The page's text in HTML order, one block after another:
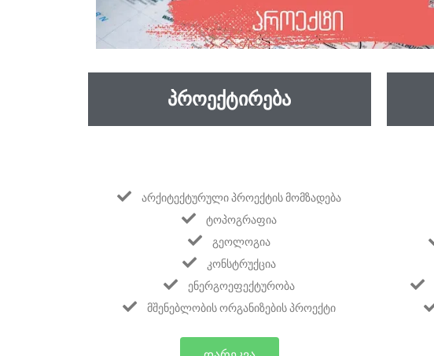
ᲞᲠᲝᲔᲥᲢᲘᲠᲔᲑᲐ
ᲐᲠᲥᲘᲢᲔᲥᲢᲣᲠᲣᲚᲘ ᲞᲠᲝᲔᲥᲢᲘᲡ ᲛᲝᲛᲖᲐᲓᲔᲑᲐ
ᲢᲝᲞᲝᲒᲠᲐᲤᲘᲐ
ᲒᲔᲝᲚᲝᲒᲘᲐ
ᲙᲝᲜᲡᲢᲠᲣᲥᲪᲘᲐ
ᲔᲜᲔᲠᲒᲝᲔᲤᲔᲥᲢᲣᲠᲝᲑᲐ
ᲛᲨᲔᲜᲔᲑᲚᲝᲑᲘᲡ ᲝᲠᲒᲐᲜᲘᲖᲔᲑᲘᲡ ᲞᲠᲝᲔᲥᲢᲘ